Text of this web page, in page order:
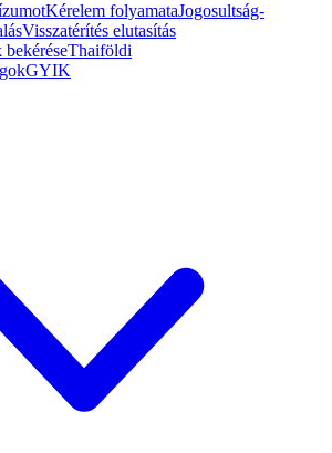
Kérelem folyamataJogosultság-
Visszatérítés elutasítás
Thaiföldi
GYIK